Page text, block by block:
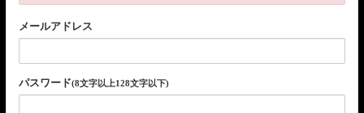
メールアドレス
パスワード(8文字以上128文字以下)